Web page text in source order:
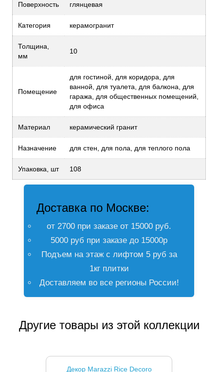
Поверхность глянцевая
Категория керамогранит
Толщина,
мм
10
Помещение
для гостиной, для коридора, для
ванной, для туалета, для балкона, для
гаража, для общественных помещений,
для офиса
Материал керамический гранит
Назначение для стен, для пола, для теплого пола
Упаковка, шт 108
Доставка по Москве:
от 2700 при заказе от 15000 руб.
5000 руб при заказе до 15000р
Подъем на этаж с лифтом 5 руб за
1кг плитки
Доставляем во все регионы России!
Другие товары из этой коллекции
Декор Marazzi Rice Decoro